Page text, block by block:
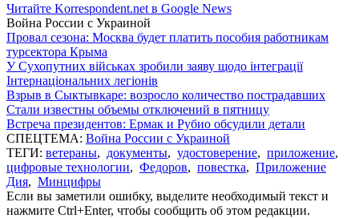
Читайте Korrespondent.net в Google News
Война России с Украиной
Провал сезона: Москва будет платить пособия работникам
турсектора Крыма
У Сухопутних військах зробили заяву щодо інтеграції
Інтернаціональних легіонів
Взрыв в Сыктывкаре: возросло количество пострадавших
Стали известны объемы отключений в пятницу
Встреча президентов: Ермак и Рубио обсудили детали
СПЕЦТЕМА: Война России с Украиной
ТЕГИ: ветераны, документы, удостоверение, приложение,
цифровые технологии, Федоров, повестка, Приложение
Дия, Минцифры
Если вы заметили ошибку, выделите необходимый текст и
нажмите Ctrl+Enter, чтобы сообщить об этом редакции.